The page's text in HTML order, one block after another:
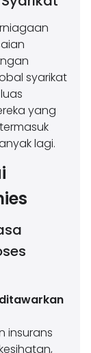
syarikat
yang
lagi.
insurans